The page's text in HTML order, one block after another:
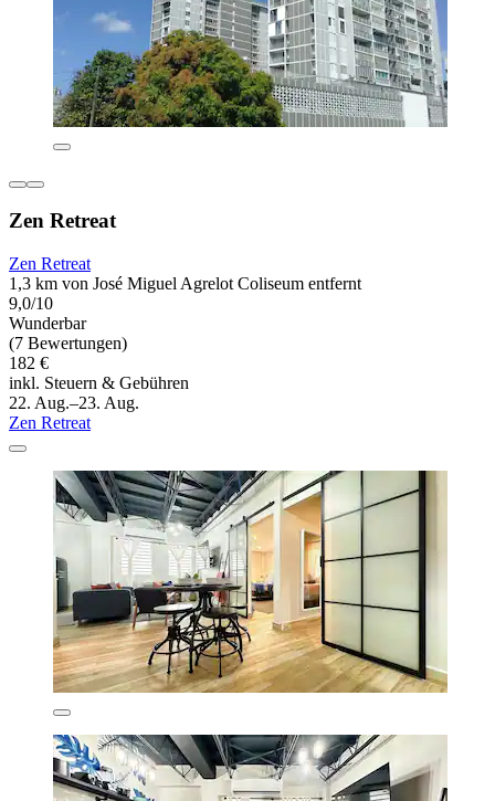
Zen Retreat
Zen Retreat
1,3 km von José Miguel Agrelot Coliseum entfernt
9,0/10
Wunderbar
(7 Bewertungen)
182 €
inkl. Steuern & Gebühren
22. Aug.–23. Aug.
Zen Retreat